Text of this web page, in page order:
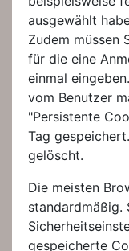
ausgewählt
Zudem müssen
für die eine
einmal
vom Benutzer
"Persistente
Tag
gelöscht.
Die meisten
standardmäßig.
gespeicherte